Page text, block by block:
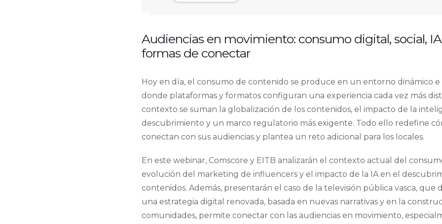
Audiencias en movimiento: consumo digital, social,
formas de conectar
Hoy en día, el consumo de contenido se produce en un entorno dinámico
donde plataformas y formatos configuran una experiencia cada vez más
contexto se suman la globalización de los contenidos, el impacto de la
descubrimiento y un marco regulatorio más exigente. Todo ello redefine
conectan con sus audiencias y plantea un reto adicional para los locales.
En este webinar, Comscore y EITB analizarán el contexto actual del
evolución del marketing de influencers y el impacto de la IA en el
contenidos. Además, presentarán el caso de la televisión pública vasca, que
una estrategia digital renovada, basada en nuevas narrativas y en la
comunidades, permite conectar con las audiencias en movimiento,